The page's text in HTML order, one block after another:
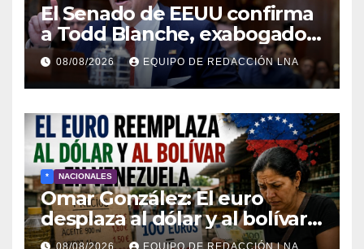
El Senado de EEUU confirma
a Todd Blanche, exabogado
de Trump, como fiscal
general
08/08/2026 EQUIPO DE REDACCIÓN LNA
* NACIONALES
Omar González: El euro
desplaza al dólar y al bolívar
en medio del caos